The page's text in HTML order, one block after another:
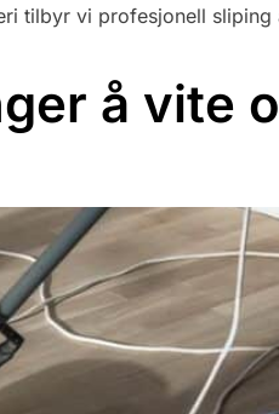
tilbyr vi profesjonell
å vite